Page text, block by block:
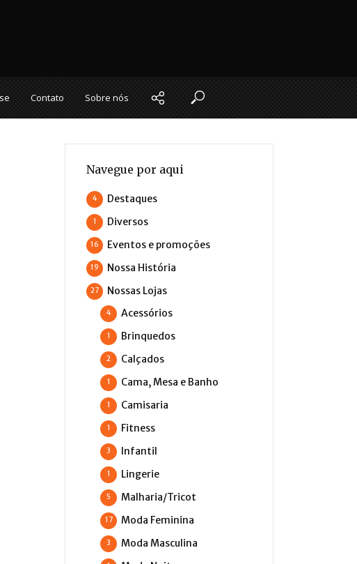
Contato Sobre nós
Navegue por aqui
Destaques
4
Diversos
1
Eventos e promoções
16
Nossa História
19
Nossas Lojas
27
Acessórios
4
Brinquedos
1
Calçados
2
Cama, Mesa e Banho
1
Camisaria
1
Fitness
1
Infantil
3
Lingerie
1
Malharia/Tricot
5
Moda Feminina
17
Moda Masculina
3